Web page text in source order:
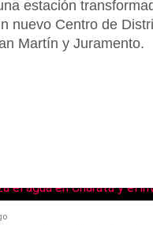
estación
nuevo Centro de
Martín y Juramento.